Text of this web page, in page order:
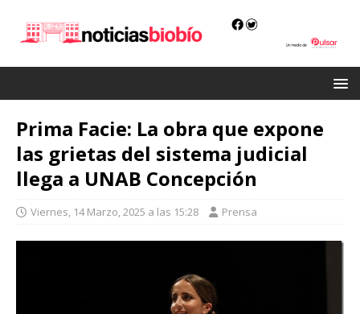
Prima Facie: La obra que expone
las grietas del sistema judicial
llega a UNAB Concepción
Viernes, 14 Marzo, 2025 a las 15:28 Prensa